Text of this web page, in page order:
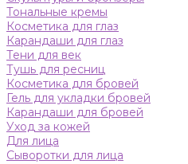
Тональные кремы
Косметика для глаз
Карандаши для глаз
Тени для век
Тушь для ресниц
Косметика для бровей
Гель для укладки бровей
Карандаши для бровей
Уход за кожей
Для лица
Сыворотки для лица